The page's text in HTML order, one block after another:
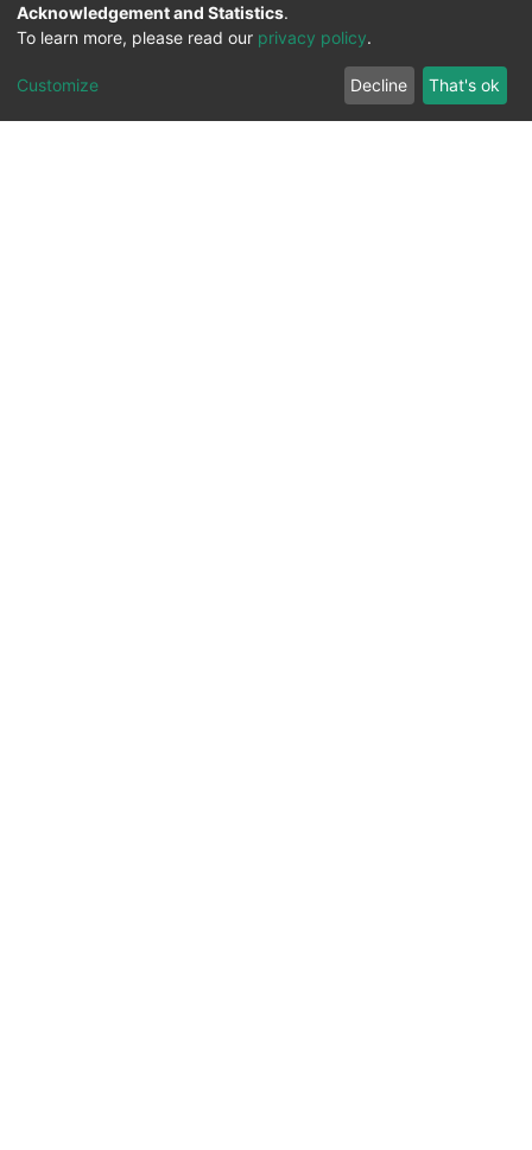
Acknowledgement and Statistics.
To learn more, please read our privacy policy.
Customize Decline That's ok